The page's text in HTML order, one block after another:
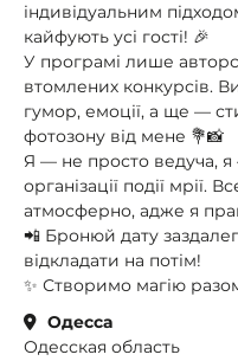
індивідуальним
кайфують усі гості! 🎉
У програмі лише
втомлених конкурсів.
гумор, емоції, а ще —
фотозону від мене 💐📸
Я — не просто ведуча,
організації події мрії.
атмосферно, адже я
📲 Бронюй дату
відкладати на потім!
✨ Створимо магію
Одесса
Одесская область